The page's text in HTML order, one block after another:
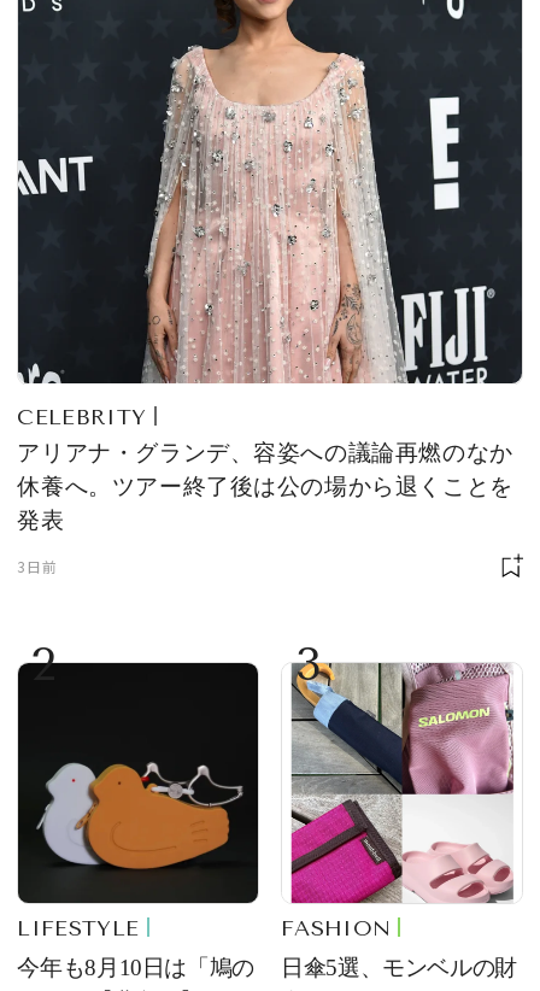
CELEBRITY
アリアナ・グランデ、容姿への議論再燃のなか
休養へ。ツアー終了後は公の場から退くことを
発表
3日前
2
LIFESTYLE
今年も8月10日は「鳩の
3
FASHION
日傘5選、モンベルの財